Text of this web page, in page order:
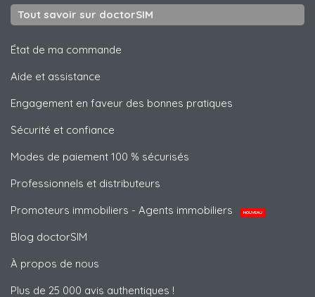
Tout savoir sur doctorSIM
État de ma commande
Aide et assistance
Engagement en faveur des bonnes pratiques
Sécurité et confiance
Modes de paiement 100 % sécurisés
Professionnels et distributeurs
Promoteurs immobiliers - Agents immobiliers
NOUVEAU
Blog doctorSIM
À propos de nous
Plus de 25 000 avis authentiques !